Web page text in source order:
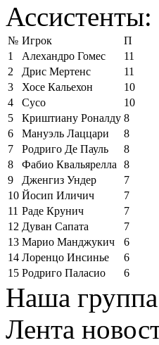
Ассистенты:
№ Игрок
П
1
Алехандро Гомес
11
2
Дрис Мертенс
11
3
Хосе Кальехон
10
4
Сусо
10
5
Криштиану Роналду 8
6
Мануэль Лаццари
8
7
Родриго Де Пауль
8
8
Фабио Квальярелла
8
9
Дженгиз Ундер
7
10 Йосип Иличич
7
11 Раде Крунич
7
12 Дуван Сапата
7
13 Марио Манджукич
6
14 Лоренцо Инсинье
6
15 Родриго Паласио 6
Наша
Лента